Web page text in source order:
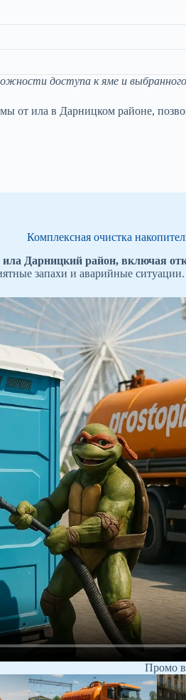
доступа к яме и
от ила в Дарницком районе,
Комплексная очистка
Дарницкий район, включая
запахи и аварийные
Промо